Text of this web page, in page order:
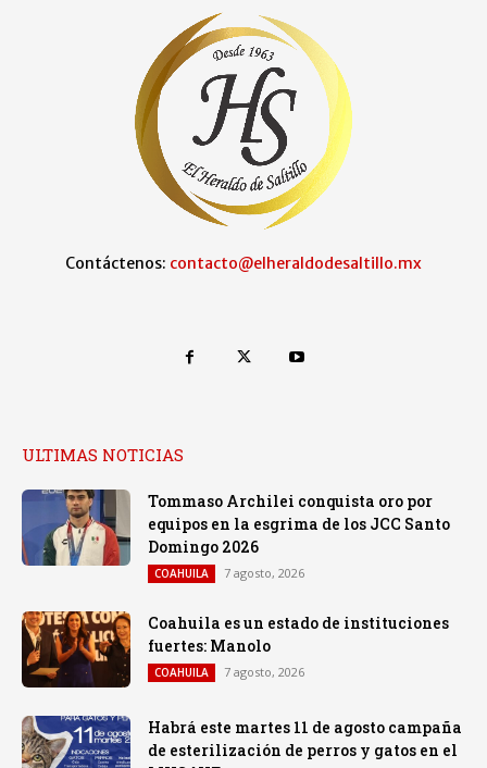
Contáctenos: contacto@elheraldodesaltillo.mx
ULTIMAS NOTICIAS
Tommaso Archilei conquista oro por
equipos en la esgrima de los JCC Santo
Domingo 2026
COAHUILA 7 agosto, 2026
Coahuila es un estado de instituciones
fuertes: Manolo
COAHUILA 7 agosto, 2026
Habrá este martes 11 de agosto campaña
de esterilización de perros y gatos en el